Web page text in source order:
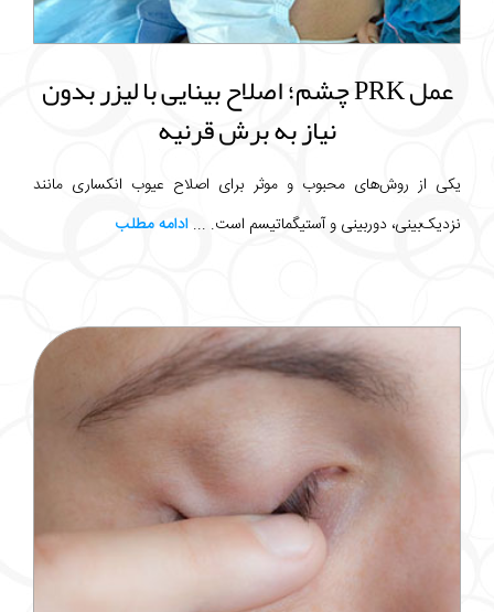
عمل PRK چشم؛ اصلاح بینایی با لیزر بدون
نیاز به برش قرنیه
یکی از روش‌های محبوب و موثر برای اصلاح عیوب انکساری مانند
نزدیک‌بینی، دوربینی و آستیگماتیسم است. ... ادامه مطلب